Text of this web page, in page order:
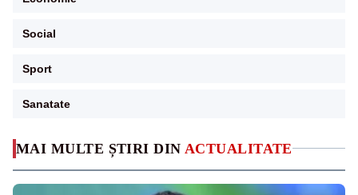
MAI MULTE ȘTIRI DIN ACTUALITATE
Social
Sport
Sanatate